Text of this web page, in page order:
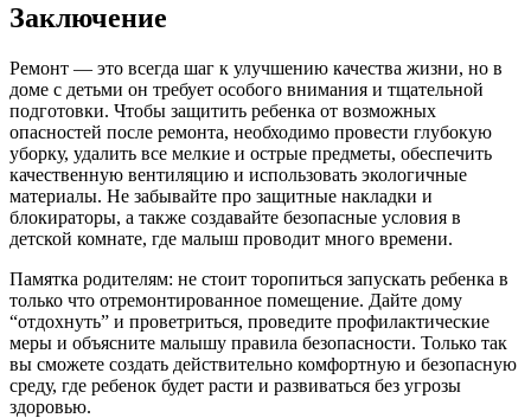
Заключение
Ремонт — это всегда шаг к улучшению качества жизни, но в
доме с детьми он требует особого внимания и тщательной
подготовки. Чтобы защитить ребенка от возможных
опасностей после ремонта, необходимо провести глубокую
уборку, удалить все мелкие и острые предметы, обеспечить
качественную вентиляцию и использовать экологичные
материалы. Не забывайте про защитные накладки и
блокираторы, а также создавайте безопасные условия в
детской комнате, где малыш проводит много времени.
Памятка родителям: не стоит торопиться запускать ребенка в
только что отремонтированное помещение. Дайте дому
“отдохнуть” и проветриться, проведите профилактические
меры и объясните малышу правила безопасности. Только так
вы сможете создать действительно комфортную и безопасную
среду, где ребенок будет расти и развиваться без угрозы
здоровью.